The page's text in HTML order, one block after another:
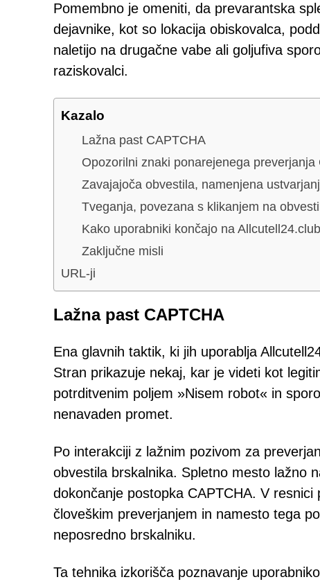
Pomembno je omeniti, da prevarantska
dejavnike, kot so lokacija obiskovalca,
naletijo na drugačne vabe ali goljufiva
raziskovalci.
Kazalo
Lažna past CAPTCHA
Opozorilni znaki ponarejenega preverjanja
Zavajajoča obvestila, namenjena
Tveganja, povezana s klikanjem na
Kako uporabniki končajo na Allcutell24.club
Zaključne misli
URL-ji
Lažna past CAPTCHA
Ena glavnih taktik, ki jih uporablja
Stran prikazuje nekaj, kar je videti kot
potrditvenim poljem »Nisem robot« in
nenavaden promet.
Po interakciji z lažnim pozivom za
obvestila brskalnika. Spletno mesto lažno
dokončanje postopka CAPTCHA. V
človeškim preverjanjem in namesto tega
neposredno brskalniku.
Ta tehnika izkorišča poznavanje